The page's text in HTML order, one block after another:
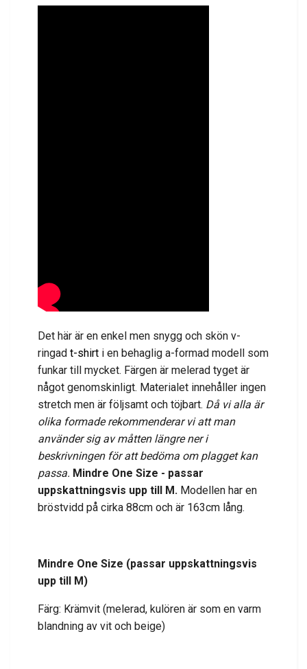
Det här är en enkel men snygg och skön v-
ringad t-shirt i en behaglig a-formad modell som
funkar till mycket. Färgen är melerad tyget är
något genomskinligt. Materialet innehåller ingen
stretch men är följsamt och töjbart. Då vi alla är
olika formade rekommenderar vi att man
använder sig av måtten längre ner i
beskrivningen för att bedöma om plagget kan
passa. Mindre One Size - passar
uppskattningsvis upp till M. Modellen har en
bröstvidd på cirka 88cm och är 163cm lång.
Mindre One Size (passar uppskattningsvis
upp till M)
Färg: Krämvit (melerad, kulören är som en varm
blandning av vit och beige)